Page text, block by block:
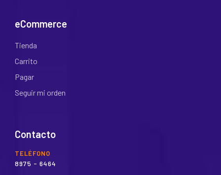
eCommerce
Tienda
Carrito
Pagar
Seguir mi orden
Contacto
TELÉFONO
8975 - 6464